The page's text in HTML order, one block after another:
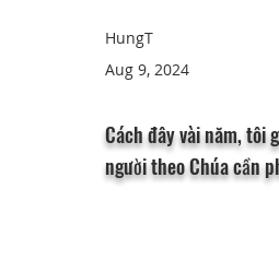
HungT
Aug 9, 2024
Cách đây vài năm, tôi
người theo Chúa cần